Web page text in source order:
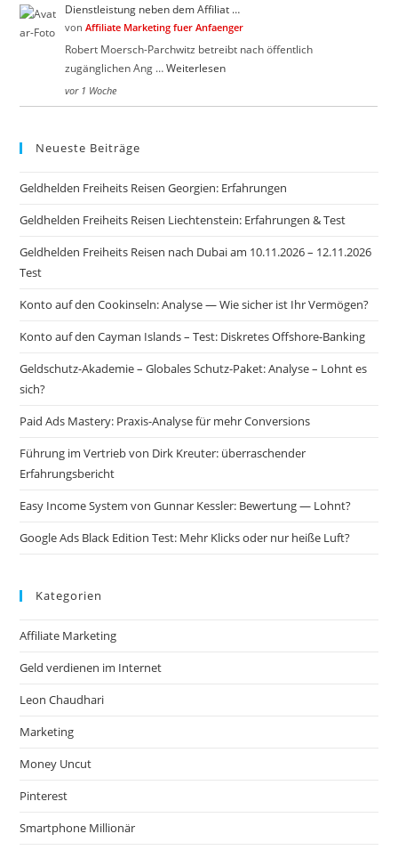
Dienstleistung neben dem Affiliat …
vonAffiliate Marketing fuer Anfaenger
Robert Moersch-Parchwitz betreibt nach öffentlich
zugänglichen Ang …Weiterlesen
vor 1 Woche
Neueste Beiträge
Geldhelden Freiheits Reisen Georgien: Erfahrungen
Geldhelden Freiheits Reisen Liechtenstein: Erfahrungen & Test
Geldhelden Freiheits Reisen nach Dubai am 10.11.2026 – 12.11.2026
Test
Konto auf den Cookinseln: Analyse — Wie sicher ist Ihr Vermögen?
Konto auf den Cayman Islands – Test: Diskretes Offshore-Banking
Geldschutz-Akademie – Globales Schutz-Paket: Analyse – Lohnt es
sich?
Paid Ads Mastery: Praxis-Analyse für mehr Conversions
Führung im Vertrieb von Dirk Kreuter: überraschender
Erfahrungsbericht
Easy Income System von Gunnar Kessler: Bewertung — Lohnt?
Google Ads Black Edition Test: Mehr Klicks oder nur heiße Luft?
Kategorien
Affiliate Marketing
Geld verdienen im Internet
Leon Chaudhari
Marketing
Money Uncut
Pinterest
Smartphone Millionär